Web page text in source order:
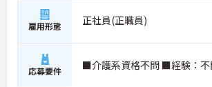
【賞与実績最大185万円◎大手法人ならではの手
い待遇と福利厚生が魅力です】
・頑張りをしっかり還元する過去実績最大185万
の賞与や配偶者・お子様への手厚い扶養手当を
しています
・宿泊費補助などが受けられる独自の「ツクイ
雇用形態 正社員(正職員)
応募要件 ■介護系資格不問 ■経験：不